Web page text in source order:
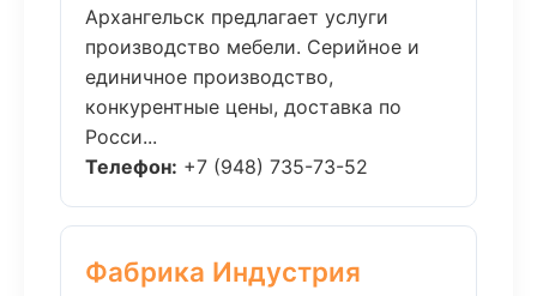
Архангельск предлагает услуги
производство мебели. Серийное и
единичное производство,
конкурентные цены, доставка по
Росси...
Телефон: +7 (948) 735-73-52
Фабрика Индустрия